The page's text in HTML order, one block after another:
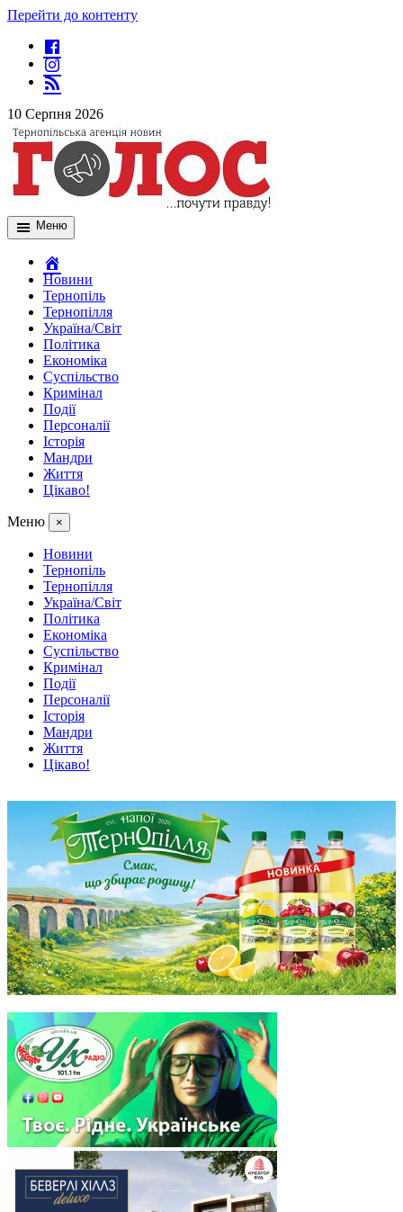
Перейти до контенту
10 Серпня 2026
Меню
Новини
Тернопіль
Тернопілля
Україна/Світ
Політика
Економіка
Суспільство
Кримінал
Події
Персоналії
Історія
Мандри
Життя
Цікаво!
Меню ×
Новини
Тернопіль
Тернопілля
Україна/Світ
Політика
Економіка
Суспільство
Кримінал
Події
Персоналії
Історія
Мандри
Життя
Цікаво!